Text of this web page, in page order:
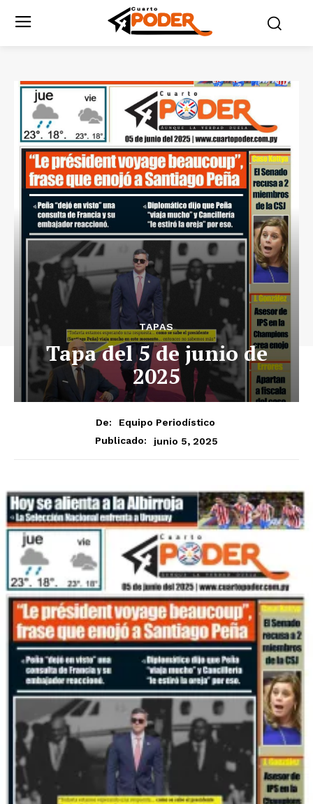
TAPAS
Tapa del 5 de junio de
2025
De:
Equipo Periodístico
Publicado:
junio 5, 2025